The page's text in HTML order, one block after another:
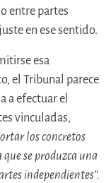
entre partes
en ese sentido.
esa
el Tribunal parece
a efectuar el
vinculadas,
los concretos
se produzca una
independientes”.